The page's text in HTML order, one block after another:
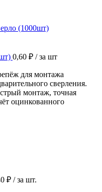
0,60 ₽ / за шт
для монтажа
сверления.
монтаж, точная
оцинкованного
₽ / за шт.